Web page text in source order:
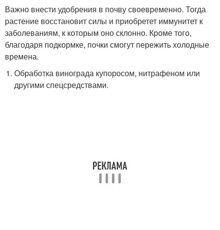
Важно внести удобрения в почву своевременно. Тогда
растение восстановит силы и приобретет иммунитет к
заболеваниям, к которым оно склонно. Кроме того,
благодаря подкормке, почки смогут пережить холодные
времена.
Обработка винограда купоросом, нитрафеном или
другими спецсредствами.